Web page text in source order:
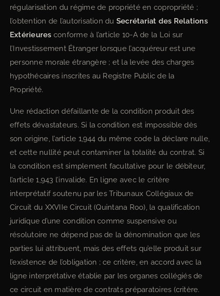
régularisation du régime de propriété en copropriété ;
l’obtention de l’autorisation du Secrétariat des Relations
Extérieures conforme à l’article 10-A de la Loi sur
l’Investissement Étranger lorsque l’acquéreur est une
personne morale étrangère ; et la levée des charges
hypothécaires inscrites au Registre Public de la
Propriété.
Une rédaction défaillante de la condition produit des
effets dévastateurs. Si la condition est impossible dès
son origine, l’article 1,944 du même code la déclare nulle,
et cette nullité peut contaminer la totalité du contrat. Si
la condition est simplement facultative pour le débiteur,
l’article 1,943 l’invalide. En ligne avec le critère
interprétatif soutenu par les Tribunaux Collégiaux de
Circuit du XXVIIe Circuit (Quintana Roo), la qualification
juridique d’une condition comme suspensive ou
résolutoire ne dépend pas de la dénomination que les
parties lui attribuent, mais des effets qu’elle produit sur
l’existence de l’obligation ; ce critère, en accord avec la
ligne interprétative établie par les organes collégiés de
ce circuit en matière de contrats préparatoires (critère.